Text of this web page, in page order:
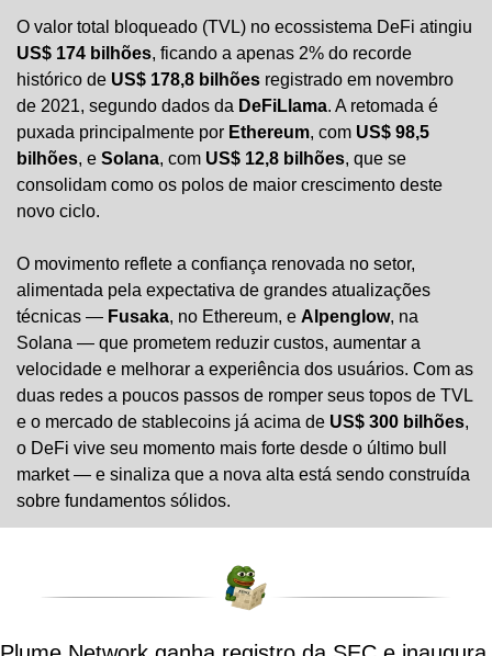
US$ 174 bilhões, ficando a apenas 2% do recorde
histórico de US$ 178,8 bilhões registrado em novembro
de 2021, segundo dados da DeFiLlama. A retomada é
puxada principalmente por Ethereum, com US$ 98,5
bilhões, e Solana, com US$ 12,8 bilhões, que se
consolidam como os polos de maior crescimento deste
novo ciclo.
O movimento reflete a confiança renovada no setor,
alimentada pela expectativa de grandes atualizações
técnicas — Fusaka, no Ethereum, e Alpenglow, na
Solana — que prometem reduzir custos, aumentar a
velocidade e melhorar a experiência dos usuários. Com as
duas redes a poucos passos de romper seus topos de TVL
e o mercado de stablecoins já acima de US$ 300 bilhões,
o DeFi vive seu momento mais forte desde o último bull
market — e sinaliza que a nova alta está sendo construída
sobre fundamentos sólidos.